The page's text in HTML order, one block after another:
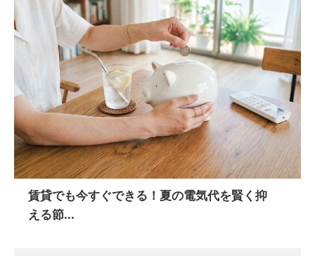
賃貸でも今すぐできる！夏の電気代を賢く抑
える節...